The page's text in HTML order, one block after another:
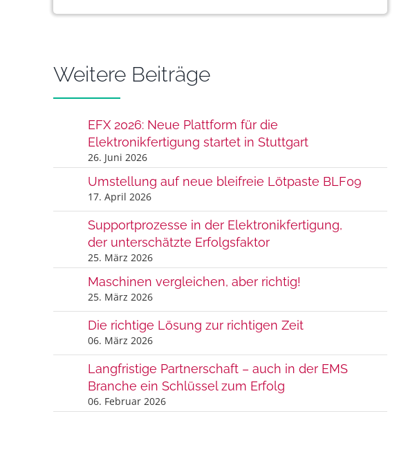
Weitere Beiträge
EFX 2026: Neue Plattform für die
Elektronikfertigung startet in Stuttgart
26. Juni 2026
Umstellung auf neue bleifreie Lötpaste BLF09
17. April 2026
Supportprozesse in der Elektronikfertigung,
der unterschätzte Erfolgsfaktor
25. März 2026
Maschinen vergleichen, aber richtig!
25. März 2026
Die richtige Lösung zur richtigen Zeit
06. März 2026
Langfristige Partnerschaft – auch in der EMS
Branche ein Schlüssel zum Erfolg
06. Februar 2026